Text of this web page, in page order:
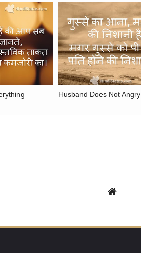
Husband Does Not Angry